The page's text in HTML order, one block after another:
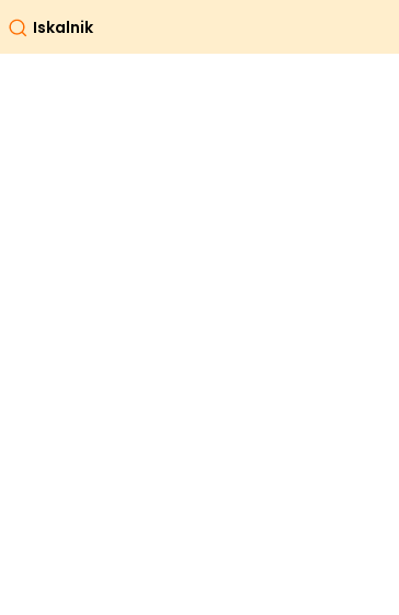
Iskalnik